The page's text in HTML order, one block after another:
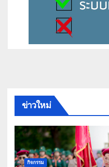
ข่าวใหม่
กิจกรรม